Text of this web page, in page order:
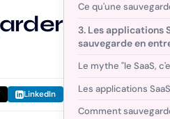
LinkedIn
Ce qu'une
3. Les applications
sauvegarde en
Le mythe "le SaaS,
Les applications
Comment